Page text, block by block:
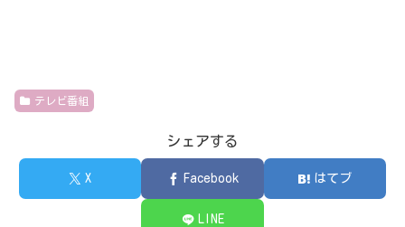
テレビ番組
シェアする
X Facebook はてブ
LINE